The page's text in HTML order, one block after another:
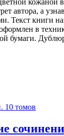
автора, а
Текст книги
в
бумаги.